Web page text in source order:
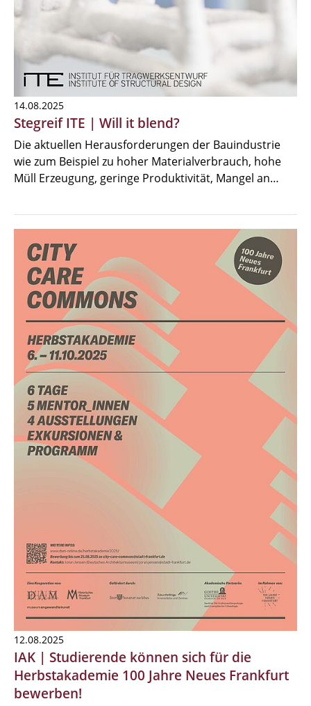
14.08.2025
Stegreif ITE | Will it blend?
Die aktuellen Herausforderungen der Bauindustrie
wie zum Beispiel zu hoher Materialverbrauch, hohe
Müll Erzeugung, geringe Produktivität, Mangel an…
12.08.2025
IAK | Studierende können sich für die
Herbstakademie 100 Jahre Neues Frankfurt
bewerben!